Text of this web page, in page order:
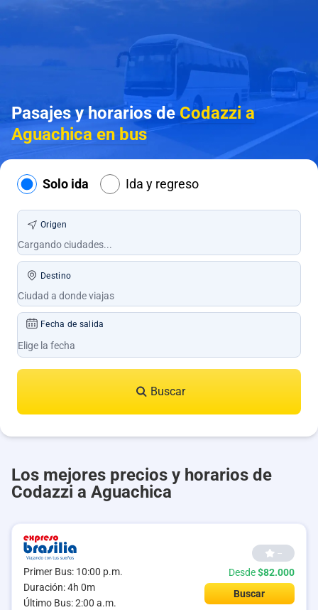
Pasajes y horarios deCodazzi a
Aguachica en bus
Solo ida Ida y regreso
Origen
Destino
Fecha de salida
Buscar
Los mejores precios y horarios de
Codazzi a Aguachica
Primer Bus: 10:00 p.m.
Duración: 4h 0m
Último Bus: 2:00 a.m.
--
Desde$82.000
Buscar